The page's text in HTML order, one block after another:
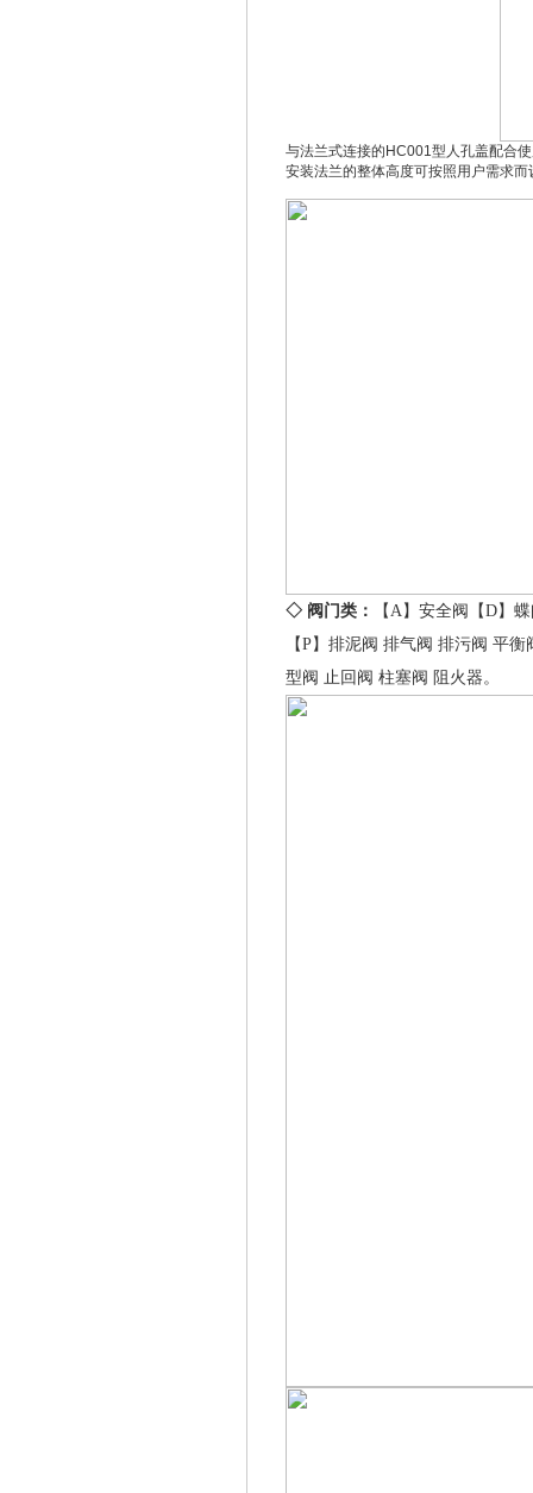
与法兰式连接的HC001型人孔盖配合
安装法兰的整体高度可按照用户需求而
◇ 阀门类： 【A】 安全阀 【D】
【P】 排泥阀 排气阀 排污阀 平衡
型阀 止回阀 柱塞阀 阻火器。